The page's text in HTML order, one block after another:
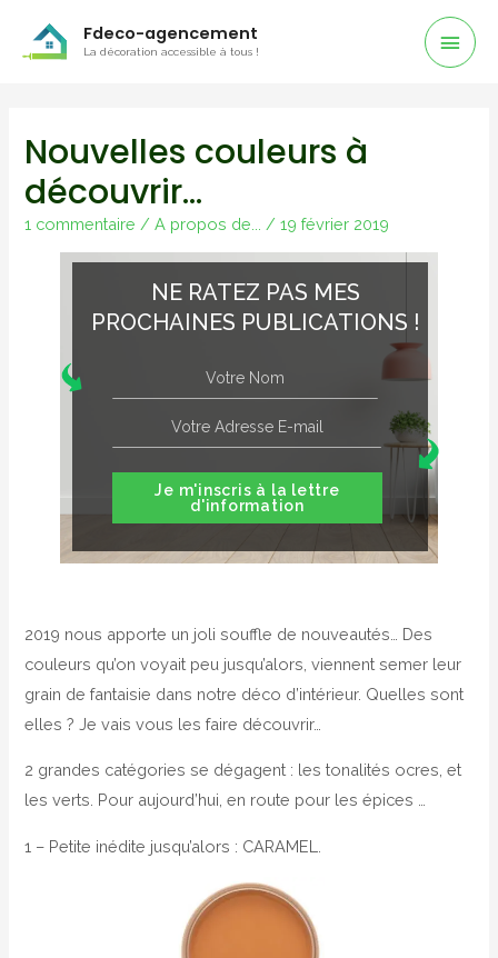
Fdeco-agencement
La décoration accessible à tous !
Nouvelles couleurs à
découvrir…
1 commentaire /A propos de... /19 février 2019
NE RATEZ PAS MES
PROCHAINES PUBLICATIONS !
Je m'inscris à la lettre
d'information
2019 nous apporte un joli souffle de nouveautés… Des
couleurs qu’on voyait peu jusqu’alors, viennent semer leur
grain de fantaisie dans notre déco d’intérieur. Quelles sont
elles ? Je vais vous les faire découvrir…
2 grandes catégories se dégagent : les tonalités ocres, et
les verts. Pour aujourd’hui, en route pour les épices …
1 – Petite inédite jusqu’alors : CARAMEL.